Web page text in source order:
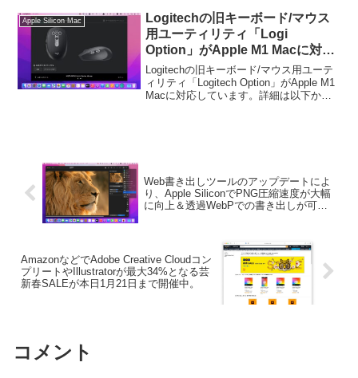
Apple Silicon Mac
Logitechの旧キーボード/マウス
用ユーティリティ「Logi
Option」がApple M1 Macに対
応。
Logitechの旧キーボード/マウス用ユーテ
ィリティ「Logitech Option」がApple M1
Macに対応しています。詳細は以下か
Web書き出しツールのアップデートによ
り、Apple SiliconでPNG圧縮速度が大幅
に向上＆透過WebPでの書き出しが可能
AmazonなどでAdobe Creative Cloudコン
プリートやIllustratorが最大34%となる芸
新春SALEが本日1月21日まで開催中。
コメント